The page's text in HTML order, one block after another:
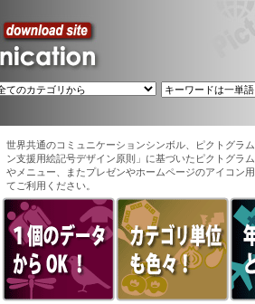
世界共通のコミュニケーションシンボル、ピクトグラ
ン支援用絵記号デザイン原則」に基づいたピクトグラ
やメニュー、またプレゼンやホームページのアイコン
てご利用ください。